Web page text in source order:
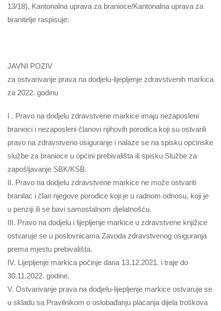
13/18), Kantonalna uprava za branioce/Kantonalna uprava za
branitelje raspisuje:
JAVNI POZIV
za ostvarivanje prava na dodjelu-lijepljenje zdravstvenih markica
za 2022. godinu
I . Pravo na dodjelu zdravstvene markice imaju nezaposleni
branioci i nezaposleni članovi njihovih porodica koji su ostvarili
pravo na zdravstveno osiguranje i nalaze se na spisku općinske
službe za branioce u općini prebivališta ili spisku Službe za
zapošljavanje SBK/KSB.
II. Pravo na dodjelu zdravstvene markice ne može ostvariti
branilac i član njegove porodice koji je u radnom odnosu, koji je
u penziji ili se bavi samostalnom djelatnošću.
III. Pravo na dodjelu i lijepljenje markice u zdravstvene knjižice
ostvaruje se u poslovnicama Zavoda zdravstvenog osiguranja
prema mjestu prebivališta.
IV. Lijepljenje markica počinje dana 13.12.2021. i traje do
30.11.2022. godine.
V. Ostvarivanje prava na dodjelu-lijepljenje markice ostvaruje se
u skladu sa Pravilnikom o oslobađanju plaćanja dijela troškova